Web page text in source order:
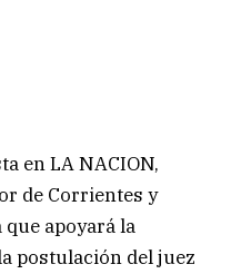
en LA NACION,
de Corrientes y
apoyará la
postulación del juez